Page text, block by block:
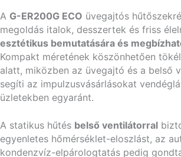
A G-ER200G ECO üvegajtós
megoldás italok, desszertek és friss
esztétikus bemutatására és
Kompakt méretének köszönhetően
alatt, miközben az üvegajtó és a belső
segíti az impulzusvásárlásokat
üzletekben egyaránt.
A statikus hűtés belső ventilátorral
egyenletes hőmérséklet-eloszlást, az
kondenzvíz-elpárologtatás pedig